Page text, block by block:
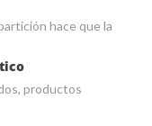
hace que la
productos